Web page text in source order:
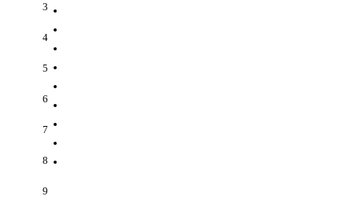
3
4
5
6
7
8
9